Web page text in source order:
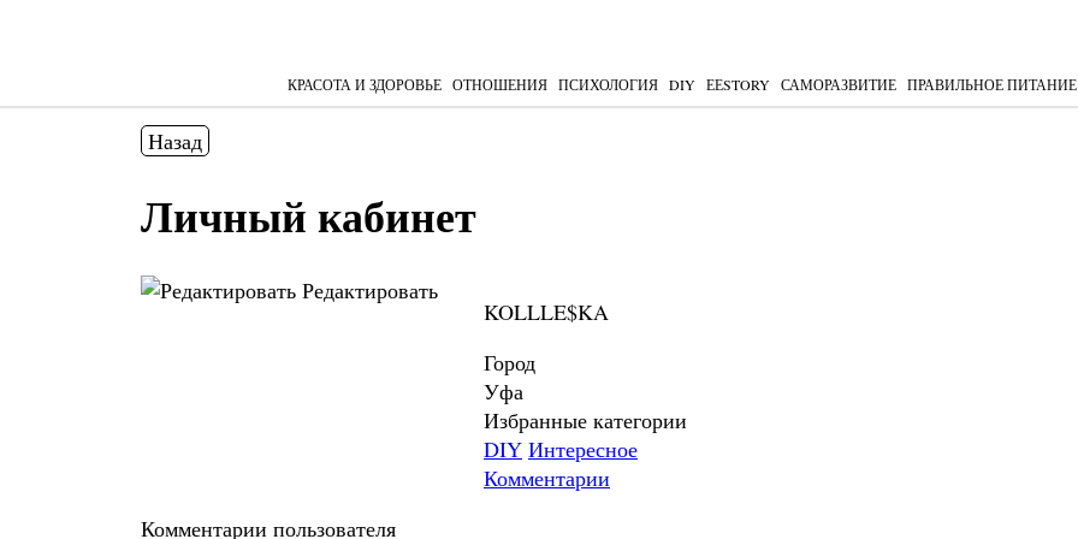
КРАСОТА И ЗДОРОВЬЕ ОТНОШЕНИЯ ПСИХОЛОГИЯ DIY ЕЕSTORY САМОРАЗВИТИЕ ПРАВИЛЬНОЕ ПИТАНИЕ
Назад
Личный кабинет
Редактировать
KOLLLE$KA
Город
Уфа
Избранные категории
DIY Интересное
Комментарии
Комментарии пользователя